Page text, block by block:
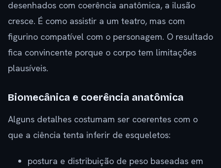
desenhados com coerência anatômica, a ilusão
cresce. É como assistir a um teatro, mas com
figurino compatível com o personagem. O resultado
fica convincente porque o corpo tem limitações
plausíveis.
Biomecânica e coerência anatômica
Alguns detalhes costumam ser coerentes com o
que a ciência tenta inferir de esqueletos:
postura e distribuição de peso baseadas em